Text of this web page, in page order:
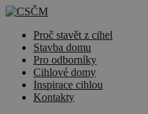
Proč stavět z cihel
Stavba domu
Pro odborníky
Cihlové domy
Inspirace cihlou
Kontakty